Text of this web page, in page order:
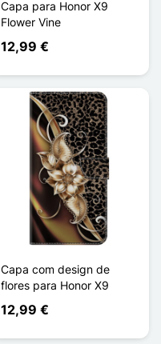
Capa para Honor X9
Flower Vine
12,99 €
Capa com design de
flores para Honor X9
12,99 €